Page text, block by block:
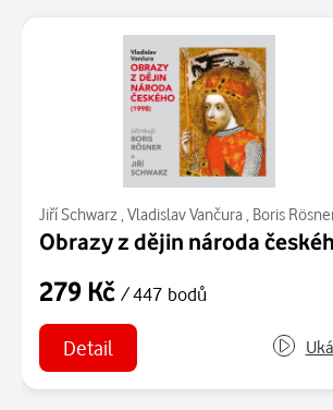
Jiří Schwarz, Vladislav Vančura , Boris
279 Kč / 447 bodů
Detail